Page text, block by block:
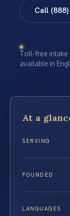
Call
Toll-free intake
available in
At a
SERVING
FOUNDED
LANGUAGES